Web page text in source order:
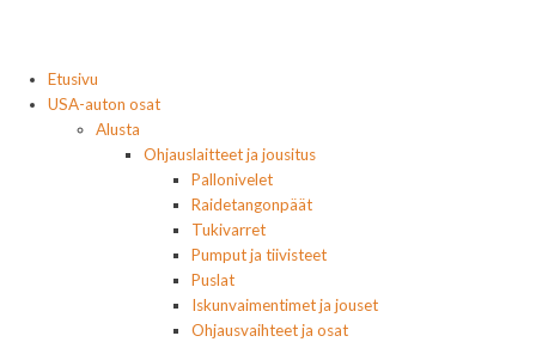
Etusivu
USA-auton osat
Alusta
Ohjauslaitteet ja jousitus
Pallonivelet
Raidetangonpäät
Tukivarret
Pumput ja tiivisteet
Puslat
Iskunvaimentimet ja jouset
Ohjausvaihteet ja osat